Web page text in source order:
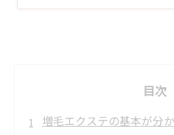
目次
増毛エクステの基本が分